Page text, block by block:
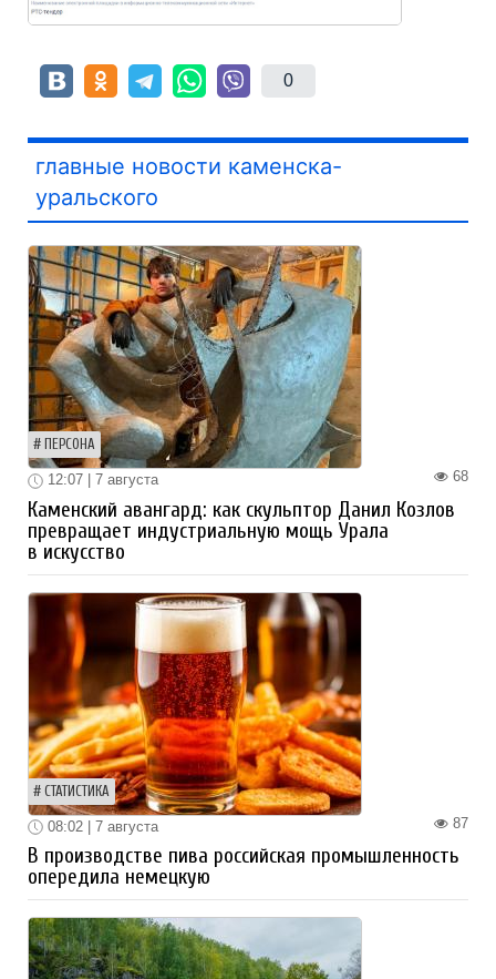
0
главные новости каменска-
уральского
ПЕРСОНА
68
12:07 | 7 августа
Каменский авангард: как скульптор Данил Козлов
превращает индустриальную мощь Урала
в искусство
СТАТИСТИКА
87
08:02 | 7 августа
В производстве пива российская промышленность
опередила немецкую